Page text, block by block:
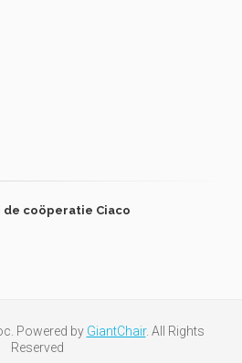
coöperatie Ciaco
Powered by GiantChair. All Rights
Reserved